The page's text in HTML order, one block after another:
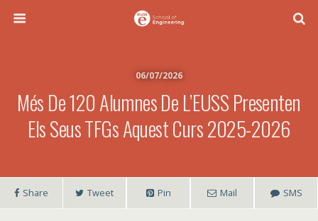
06/07/2026
Més De 120 Alumnes De L’EUSS Presenten
Els Seus TFGs Aquest Curs 2025-2026
Share Tweet Pin Mail SMS